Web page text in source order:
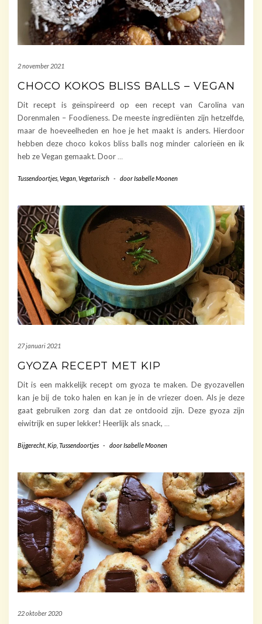
2 november 2021
CHOCO KOKOS BLISS BALLS – VEGAN
Dit recept is geïnspireerd op een recept van Carolina van
Dorenmalen – Foodieness. De meeste ingrediënten zijn hetzelfde,
maar de hoeveelheden en hoe je het maakt is anders. Hierdoor
hebben deze choco kokos bliss balls nog minder calorieën en ik
heb ze Vegan gemaakt. Door …
Tussendoortjes Vegan Vegetarisch - doorIsabelle Moonen
27 januari 2021
GYOZA RECEPT MET KIP
Dit is een makkelijk recept om gyoza te maken. De gyozavellen
kan je bij de toko halen en kan je in de vriezer doen. Als je deze
gaat gebruiken zorg dan dat ze ontdooid zijn. Deze gyoza zijn
eiwitrijk en super lekker! Heerlijk als snack, …
Bijgerecht Kip Tussendoortjes - doorIsabelle Moonen
22 oktober 2020